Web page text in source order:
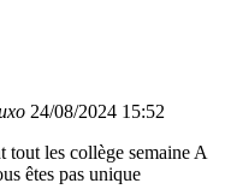
24/08/2024 15:52
tout les collège semaine A
êtes pas unique